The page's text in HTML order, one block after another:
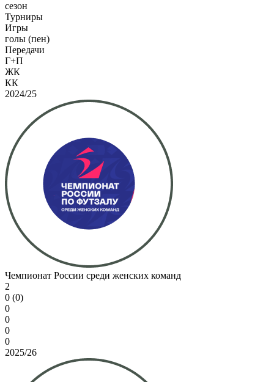
сезон
Турниры
Игры
голы (пен)
Передачи
Г+П
ЖК
КК
2024/25
Чемпионат России среди женских команд
2
0 (0)
0
0
0
0
2025/26